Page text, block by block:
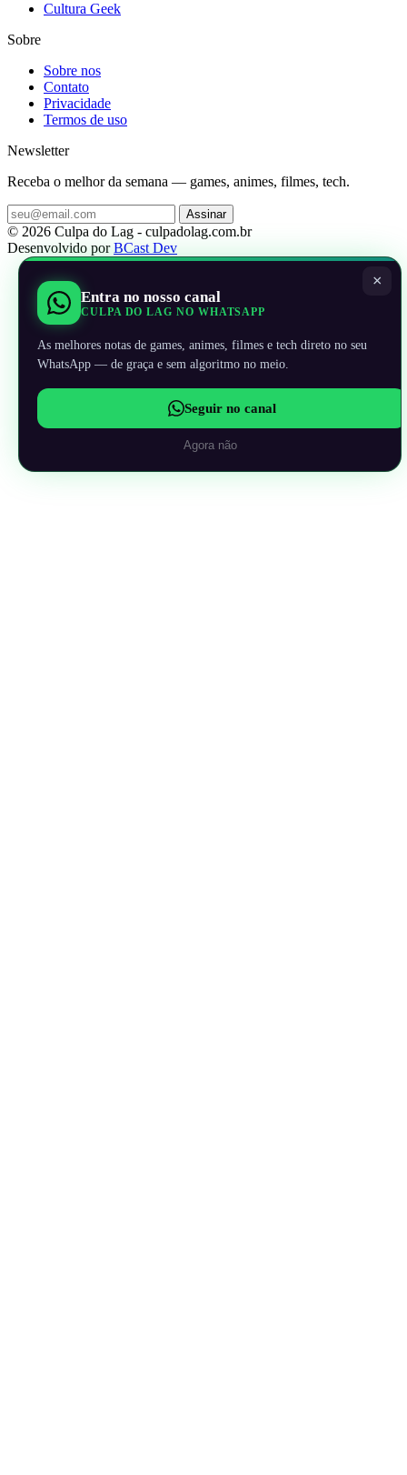
Cultura Geek
Sobre
Sobre nos
Contato
Privacidade
Termos de uso
Newsletter
Receba o melhor da semana — games, animes, filmes, tech.
Assinar
© 2026 Culpa do Lag - culpadolag.com.br
Desenvolvido porBCast Dev
×
Entra no nosso canal
CULPA DO LAG NO WHATSAPP
As melhores notas de games, animes, filmes e tech direto no seu
WhatsApp — de graça e sem algoritmo no meio.
Seguir no canal
Agora não